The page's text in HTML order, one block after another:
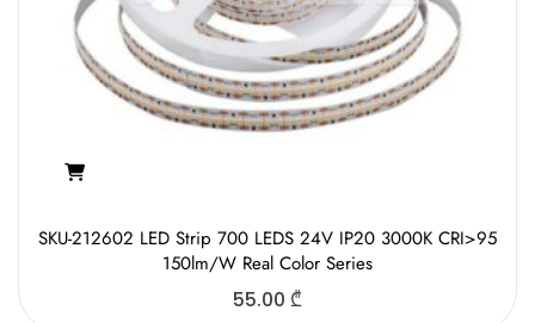
SKU-212602 LED Strip 700 LEDS 24V IP20 3000K CRI>95
150lm/W Real Color Series
55.00 ₾